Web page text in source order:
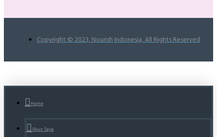
Copyright © 2023, Nourish Indonesia, All Rights Reserved
Home
Akun Saya